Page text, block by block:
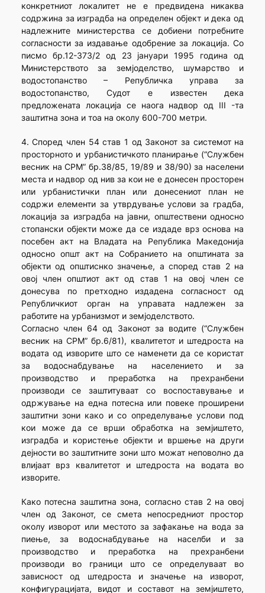
конкретниот локалитет не е предвидена никаква
содржина за изградба на определен објект и дека од
надлежните министерства се добиени потребните
согласности за издавање одобрение за локација. Со
писмо бр.12-373/2 од 23 јануари 1995 година од
Министерството за земјоделство, шумарство и
водостопанство – Републичка управа за
водостопанство, Судот е известен дека
предложената локација се наога надвор од III -та
заштитна зона и тоа на околу 600-700 метри.
4. Според член 54 став 1 од Законот за системот на
просторното и урбанистичкото планирање (“Службен
весник на СРМ” бр.38/85, 19/89 и 38/90) за населени
места и надвор од нив за кои не е донесен просторен
или урбанистички план или донесениот план не
содржи елементи за утврдување услови за градба,
локација за изградба на јавни, општествени односно
стопански објекти може да се издаде врз основа на
посебен акт на Владата на Република Македонија
односно општ акт на Собранието на општината за
објекти од општиснко значење, а според став 2 на
овој член општиот акт од став 1 на овој член се
донесува по претходно издадена согласност од
Републичкиот орган на управата надлежен за
работите на урбанизмот и земјоделството.
Согласно член 64 од Законот за водите (“Службен
весник на СРМ” бр.6/81), квалитетот и штедроста на
водата од изворите што се наменети да се користат
за водоснабдување на населението и за
производство и преработка на прехранбени
производи се заштитуваат со воспоставување и
одржување на една потесна или повеке проширени
заштитни зони како и со определување услови под
кои може да се врши обработка на земјиштето,
изградба и користење објекти и вршење на други
дејности во заштитните зони што можат неповолно да
влијаат врз квалитетот и штедроста на водата во
изворите.
Како потесна заштитна зона, согласно став 2 на овој
член од Законот, се смета непосредниот простор
околу изворот или местото за зафакање на вода за
пиење, за водоснабдување на населби и за
производство и преработка на прехранбени
производи во граници што се определуваат во
зависност од штедроста и значење на изворот,
конфигурацијата, видот и составот на земјиштето,